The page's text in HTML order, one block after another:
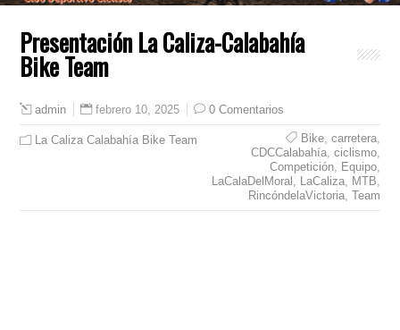
Presentación La Caliza-Calabahía
Bike Team
admin febrero 10, 2025 0 Comentarios
La Caliza Calabahía Bike Team Bike, carretera,
CDCCalabahía, ciclismo,
Competición, Equipo,
LaCalaDelMoral
LaCaliza, MTB
RincóndelaVictoria, Team